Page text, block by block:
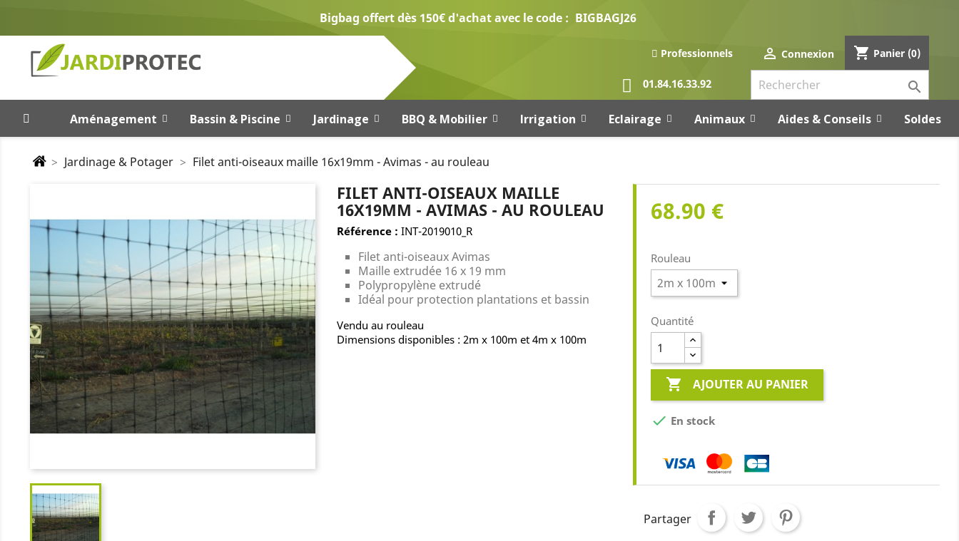
Bigbag offert dès 150€ d'achat avec le code : BIGBAGJ26
Professionnels  Connexion shopping_cart Panier (0)
01.84.16.33.92 
Aménagement Bassin & Piscine Jardinage BBQ & Mobilier Irrigation Eclairage Animaux Aides & Conseils Soldes
Jardinage & Potager Filet anti-oiseaux maille 16x19mm - Avimas - au rouleau
FILET ANTI-OISEAUX MAILLE
16X19MM - AVIMAS - AU ROULEAU
Référence : INT-2019010_R
Filet anti-oiseaux Avimas
Maille extrudée 16 x 19 mm
Polypropylène extrudé
Idéal pour protection plantations et bassin
Vendu au rouleau
Dimensions disponibles : 2m x 100m et 4m x 100m
68.90 €
Rouleau
Quantité
 AJOUTER AU PANIER
 En stock
Partager